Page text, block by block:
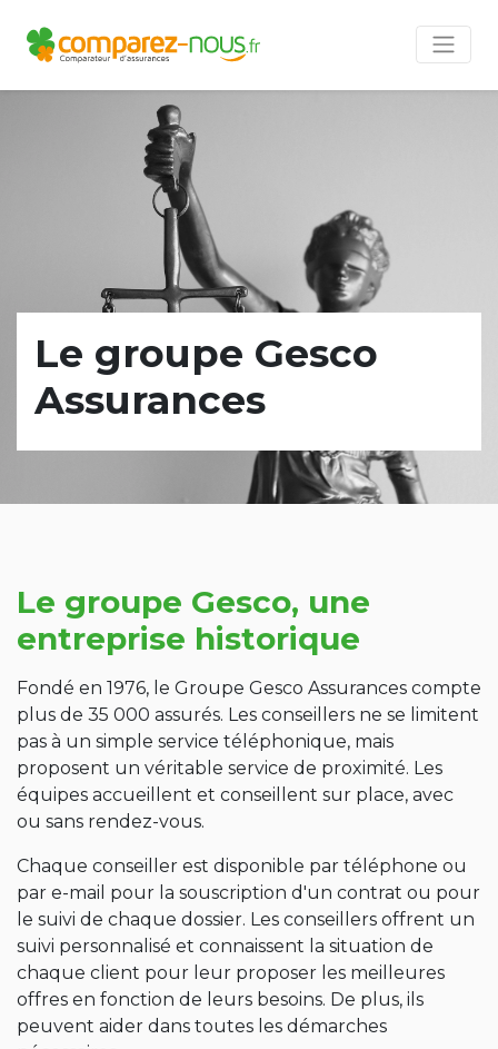
Le groupe Gesco
Assurances
Le groupe Gesco, une
entreprise historique
Fondé en 1976, le Groupe Gesco Assurances compte
plus de 35 000 assurés. Les conseillers ne se limitent
pas à un simple service téléphonique, mais
proposent un véritable service de proximité. Les
équipes accueillent et conseillent sur place, avec
ou sans rendez-vous.
Chaque conseiller est disponible par téléphone ou
par e-mail pour la souscription d'un contrat ou pour
le suivi de chaque dossier. Les conseillers offrent un
suivi personnalisé et connaissent la situation de
chaque client pour leur proposer les meilleures
offres en fonction de leurs besoins. De plus, ils
peuvent aider dans toutes les démarches